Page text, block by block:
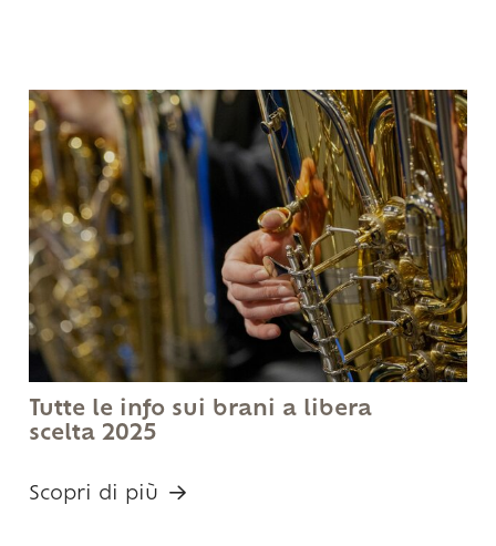
Tutte le info sui brani a libera
scelta 2025
Scopri di più